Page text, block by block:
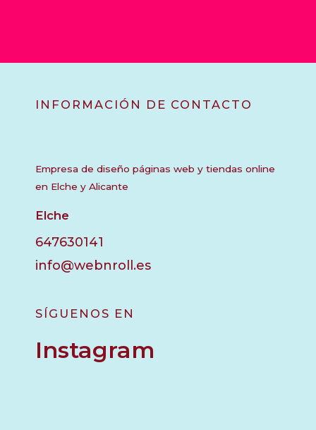
INFORMACIÓN DE CONTACTO
Empresa de diseño páginas web y tiendas online
en Elche y Alicante
Elche
647630141
info@webnroll.es
SÍGUENOS EN
Instagram